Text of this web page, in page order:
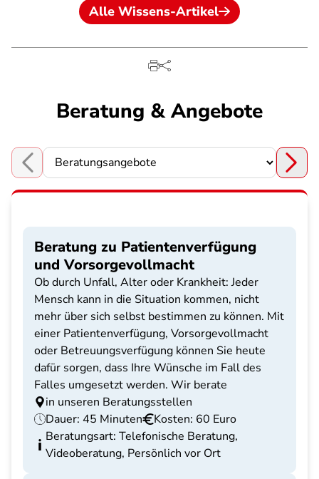
Alle Wissens-Artikel
Beratung & Angebote
Choose a section
Beratung zu Patientenverfügung
und Vorsorgevollmacht
Ob durch Unfall, Alter oder Krankheit: Jeder
Mensch kann in die Situation kommen, nicht
mehr über sich selbst bestimmen zu können. Mit
einer Patientenverfügung, Vorsorgevollmacht
oder Betreuungsverfügung können Sie heute
dafür sorgen, dass Ihre Wünsche im Fall des
Falles umgesetzt werden. Wir berate
in unseren Beratungsstellen
Dauer: 45 Minuten
Kosten: 60 Euro
Beratungsart: Telefonische Beratung,
Videoberatung, Persönlich vor Ort